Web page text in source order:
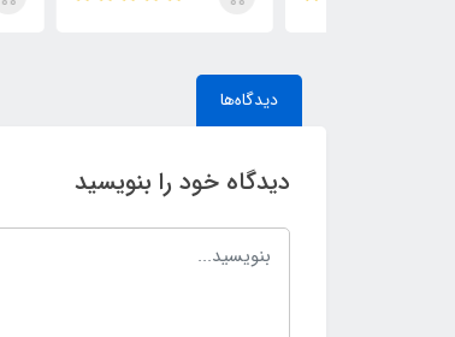
دیدگاه‌ها
دیدگاه خود را بنویسید